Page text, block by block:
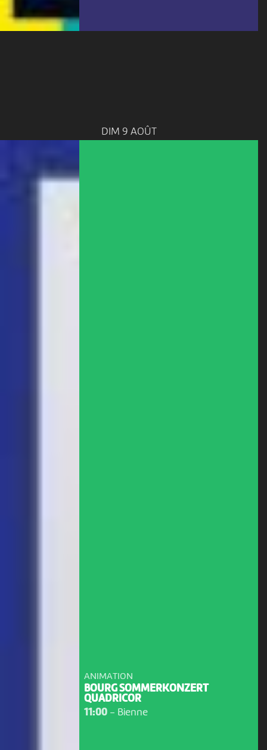
DIM 9 AOÛT
ANIMATION
BOURG SOMMERKONZERT
QUADRICOR
11:00- Bienne